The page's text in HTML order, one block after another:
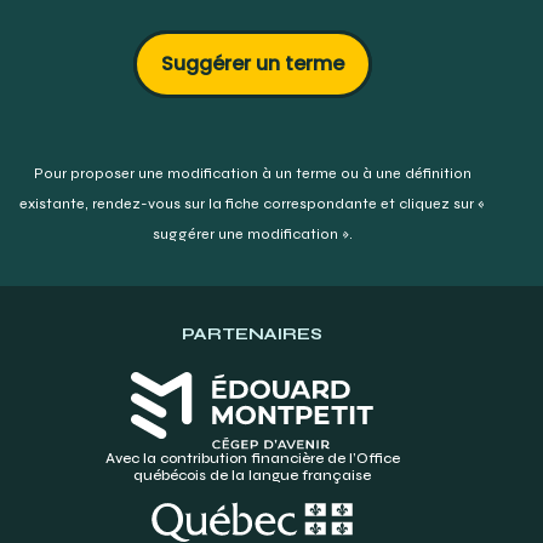
Suggérer un terme
Pour proposer une modification à un terme ou à une définition
existante, rendez-vous sur la fiche correspondante et cliquez sur «
suggérer une modification ».
PARTENAIRES
Avec la contribution financière de l’Office
québécois de la langue française